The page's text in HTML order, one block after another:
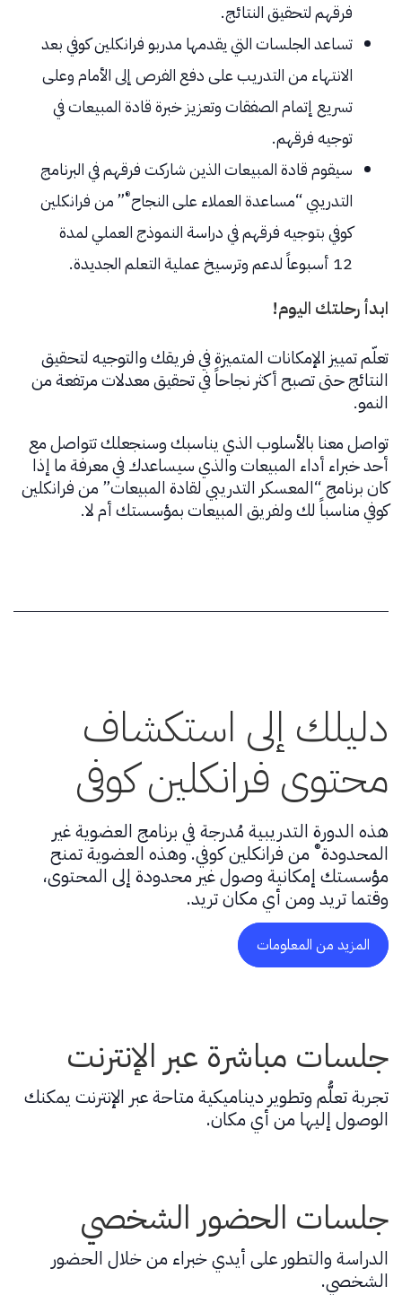
فرقهم لتحقيق النتائج.
تساعد الجلسات التي يقدمها مدربو فرانكلين كوفي بعد
الانتهاء من التدريب على دفع الفرص إلى الأمام وعلى
تسريع إتمام الصفقات وتعزيز خبرة قادة المبيعات في
توجيه فرقهم.
سيقوم قادة المبيعات الذين شاركت فرقهم في البرنامج
التدريبي “مساعدة العملاء على النجاح®” من فرانكلين
كوفي بتوجيه فرقهم في دراسة النموذج العملي لمدة
12 أسبوعاً لدعم وترسيخ عملية التعلم الجديدة.
ابدأ رحلتك اليوم!
تعلّم تمييز الإمكانات المتميزة في فريقك والتوجيه لتحقيق
النتائج حتى تصبح أكثر نجاحاً في تحقيق معدلات مرتفعة من
النمو.
تواصل معنا بالأسلوب الذي يناسبك وسنجعلك تتواصل مع
أحد خبراء أداء المبيعات والذي سيساعدك في معرفة ما إذا
كان برنامج “المعسكر التدريبي لقادة المبيعات” من فرانكلين
كوفي مناسباً لك ولفريق المبيعات بمؤسستك أم لا.
دليلك إلى استكشاف
محتوى فرانكلين كوفي
هذه الدورة التدريبية مُدرجة في برنامج العضوية غير
المحدودة® من فرانكلين كوفي. وهذه العضوية تمنح
مؤسستك إمكانية وصول غير محدودة إلى المحتوى،
وقتما تريد ومن أي مكان تريد.
المزيد من المعلومات
جلسات مباشرة عبر الإنترنت
تجربة تعلُّم وتطوير ديناميكية متاحة عبر الإنترنت يمكنك
الوصول إليها من أي مكان.
جلسات الحضور الشخصي
الدراسة والتطور على أيدي خبراء من خلال الحضور
الشخصي.